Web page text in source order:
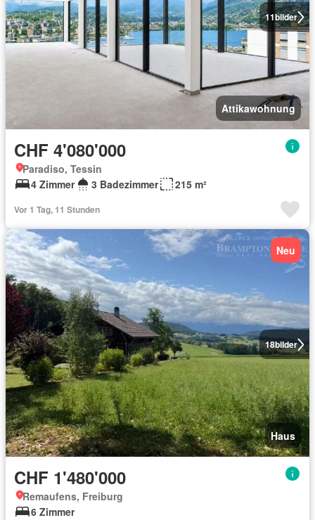
11bilder
Attikawohnung
CHF 4'080'000
Paradiso, Tessin
4 Zimmer
3 Badezimmer 215 m²
Vor 1 Tag, 11 Stunden
18bilder
Neu
Haus
CHF 1'480'000
Remaufens, Freiburg
6 Zimmer